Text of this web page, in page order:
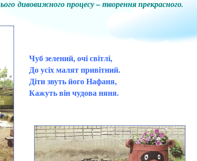
дивовижного процесу – творення прекрасного.
Чуб зелений, очі світлі,
До усіх малят привітний.
Діти звуть його Нафаня,
Кажуть він чудова няня.